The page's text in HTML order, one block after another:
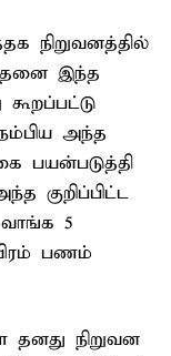
நிறுவனத்தில்
இந்த
அந்த
பயன்படுத்தி
குறிப்பிட்ட
வாங்க 5
பணம்
தனது நிறுவன